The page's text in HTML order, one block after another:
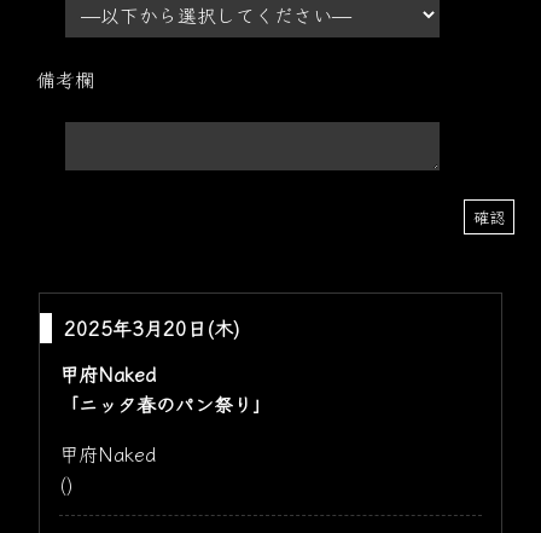
備考欄
2025年3月20日(木)
甲府Naked
「ニッタ春のパン祭り」
甲府Naked
()